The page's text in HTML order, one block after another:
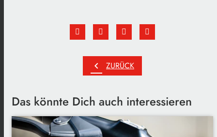
chevron_left ZURÜCK
Das könnte Dich auch interessieren